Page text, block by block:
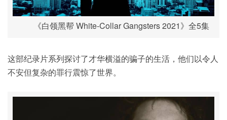
《白领黑帮 White-Collar Gangsters 2021》全5集
这部纪录片系列探讨了才华横溢的骗子的生活，他们以令人
不安但复杂的罪行震惊了世界。